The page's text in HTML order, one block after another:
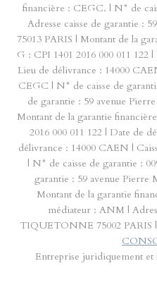
financière : CEGC. | N° de
Adresse caisse de garantie :
75013 PARIS | Montant de la
G : CPI 1401 2016 000 011 122
Lieu de délivrance : 14000
CEGC | N° de caisse de
de garantie : 59 avenue
Montant de la garantie
2016 000 011 122 | Date de
délivrance : 14000 CAEN |
| N° de caisse de garantie :
garantie : 59 avenue Pierre
Montant de la garantie
médiateur : ANM |
TIQUETONNE 75002 PARIS |
Entreprise juridiquement et